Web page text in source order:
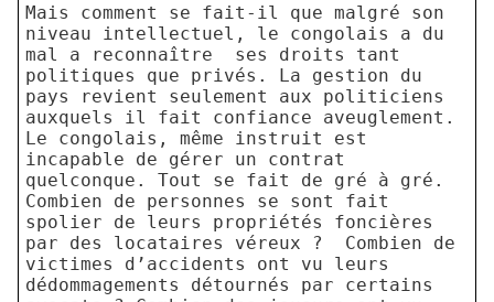
Mais comment se fait-il que malgré son
niveau intellectuel, le congolais a du
mal a reconnaître
ses droits tant
politiques que privés. La gestion du
pays revient seulement aux politiciens
auxquels il fait confiance aveuglement.
Le congolais, même instruit est
incapable de gérer un contrat
quelconque. Tout se fait de gré à gré.
Combien de personnes se sont fait
spolier de leurs propriétés foncières
par des locataires véreux ?
Combien de
victimes d’accidents ont vu leurs
dédommagements détournés par certains